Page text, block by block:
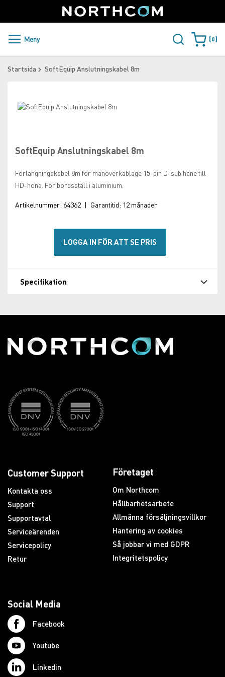
to
Content
Sweden
PRODUKTER OCH LÖSNINGAR
ÅTERFÖRSÄLJARE
Meny Varukorgen
0
Startsida SoftEquip Anslutningskabel 8m
SoftEquip Anslutningskabel 8m
Förlängningskabel 8m för manöverkablage 15-pin D-sub hane till
HD-hona. För bordsställ i aluminium.
Artikelnummer: 64362 | Garantitid: 12 månader
LOGGA IN FÖR ATT SE PRIS
Skip
of
the
gallery
beginning
of
images
gallery
Specifikation
Customer Support
Kontakta oss
Support
Supportavtal
Serviceärenden
Servicepolicy
Retur
Företaget
Om Northcom
Hållbarhetsarbete
Allmänna försäljningsvillkor
Hantering av cookies
Så jobbar vi med GDPR
Integritetspolicy
Social Media
Facebook
Youtube
Linkedin